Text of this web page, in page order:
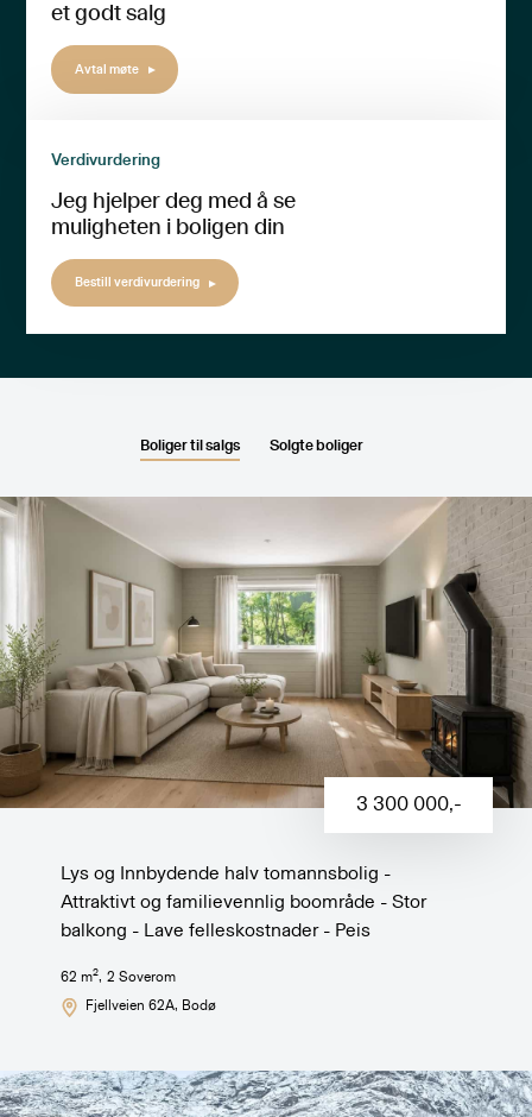
et godt salg
Avtal møte
Verdivurdering
Jeg hjelper deg med å se
muligheten i boligen din
Bestill verdivurdering
Boliger til salgs Solgte boliger
3 300 000,-
Lys og Innbydende halv tomannsbolig -
Attraktivt og familievennlig boområde - Stor
balkong - Lave felleskostnader - Peis
62 m2, 2 Soverom
Fjellveien 62A, Bodø